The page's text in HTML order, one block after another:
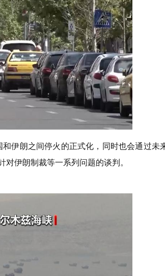
伊朗之间停火的正式化，同时也会通过未
伊朗制裁等一系列问题的谈判。